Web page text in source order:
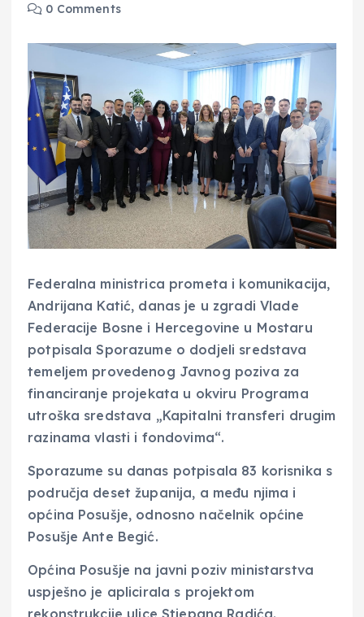
0 Comments
Federalna ministrica prometa i komunikacija,
Andrijana Katić, danas je u zgradi Vlade
Federacije Bosne i Hercegovine u Mostaru
potpisala Sporazume o dodjeli sredstava
temeljem provedenog Javnog poziva za
financiranje projekata u okviru Programa
utroška sredstava „Kapitalni transferi drugim
razinama vlasti i fondovima“.
Sporazume su danas potpisala 83 korisnika s
područja deset županija, a među njima i
općina Posušje, odnosno načelnik općine
Posušje Ante Begić.
Općina Posušje na javni poziv ministarstva
uspješno je aplicirala s projektom